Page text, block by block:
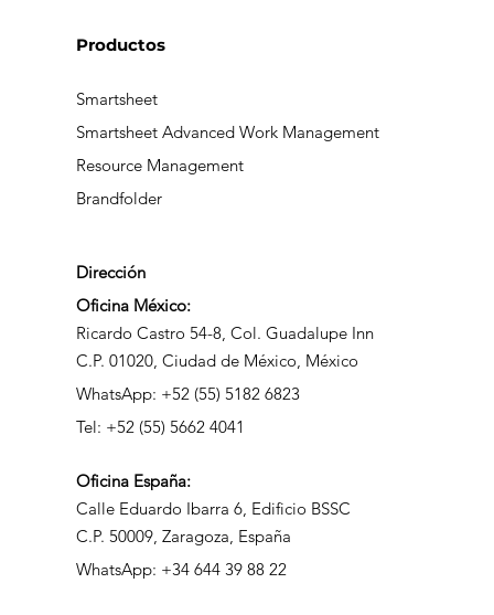
Dirección
Oficina México:
Ricardo Castro 54-8, Col. Guadalupe Inn
C.P. 01020, Ciudad de México, México
Tel: +52 (55) 5662 4041
WhatsApp: +52 (55) 5182 6823
OficinaEspaña:
Calle Eduardo Ibarra 6, Edificio BSSC
C.P. 50009, Zaragoza, España
WhatsApp: +34 644 39 88 22
Productos
Smartsheet
Resource Management
Brandfolder
Smartsheet Advanced Work Management